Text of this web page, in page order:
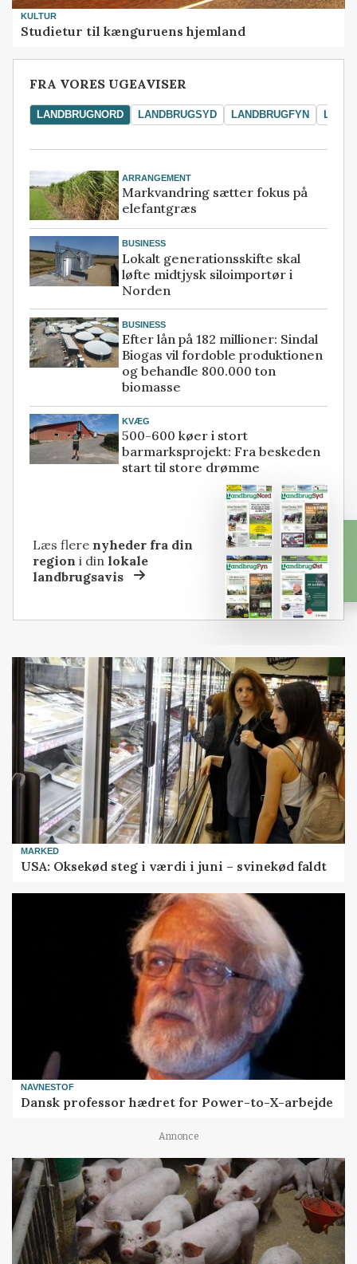
KULTUR
Studietur til kænguruens hjemland
FRA VORES UGEAVISER
LANDBRUGNORD LANDBRUGSYD LANDBRUGFYN
ARRANGEMENT
Markvandring sætter fokus på
elefantgræs
BUSINESS
Lokalt generationsskifte skal
løfte midtjysk siloimportør i
Norden
BUSINESS
Efter lån på 182 millioner: Sindal
Biogas vil fordoble produktionen
og behandle 800.000 ton
biomasse
KVÆG
500-600 køer i stort
barmarksprojekt: Fra beskeden
start til store drømme
Læs flere nyheder fra din
region i dinlokale
landbrugsavis
MARKED
USA: Oksekød steg i værdi i juni – svinekød faldt
NAVNESTOF
Dansk professor hædret for Power-to-X-arbejde
Annonce